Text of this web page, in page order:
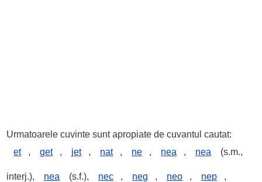
Urmatoarele cuvinte sunt apropiate de cuvantul cautat:
et
, get , jet , nat , ne , nea , nea (s.m.,
interj.), nea (s.f.), nec , neg , neo , nep ,